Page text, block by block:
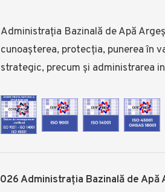
Administrația Bazinală de Apă
cunoașterea, protecția, punerea în
strategic, precum și administrarea
Administrația Bazinală de Apă